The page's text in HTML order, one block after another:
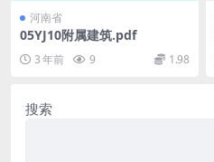
河南省
05YJ10附属建筑.pdf
3 年前 9 1.98
搜索